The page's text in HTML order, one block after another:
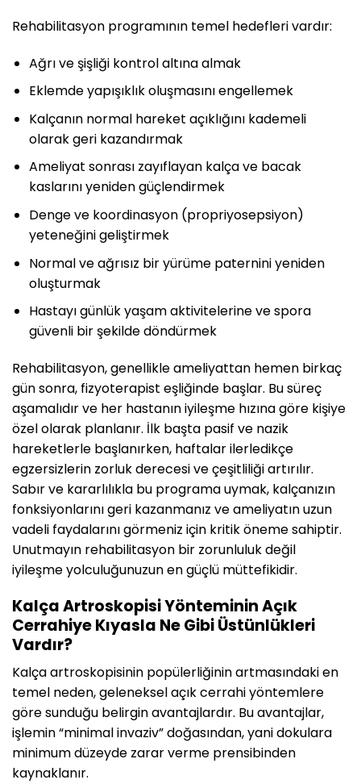
Rehabilitasyon programının temel hedefleri vardır:
Ağrı ve şişliği kontrol altına almak
Eklemde yapışıklık oluşmasını engellemek
Kalçanın normal hareket açıklığını kademeli
olarak geri kazandırmak
Ameliyat sonrası zayıflayan kalça ve bacak
kaslarını yeniden güçlendirmek
Denge ve koordinasyon (propriyosepsiyon)
yeteneğini geliştirmek
Normal ve ağrısız bir yürüme paternini yeniden
oluşturmak
Hastayı günlük yaşam aktivitelerine ve spora
güvenli bir şekilde döndürmek
Rehabilitasyon, genellikle ameliyattan hemen birkaç
gün sonra, fizyoterapist eşliğinde başlar. Bu süreç
aşamalıdır ve her hastanın iyileşme hızına göre kişiye
özel olarak planlanır. İlk başta pasif ve nazik
hareketlerle başlanırken, haftalar ilerledikçe
egzersizlerin zorluk derecesi ve çeşitliliği artırılır.
Sabır ve kararlılıkla bu programa uymak, kalçanızın
fonksiyonlarını geri kazanmanız ve ameliyatın uzun
vadeli faydalarını görmeniz için kritik öneme sahiptir.
Unutmayın rehabilitasyon bir zorunluluk değil
iyileşme yolculuğunuzun en güçlü müttefikidir.
Kalça Artroskopisi Yönteminin Açık
Cerrahiye Kıyasla Ne Gibi Üstünlükleri
Vardır?
Kalça artroskopisinin popülerliğinin artmasındaki en
temel neden, geleneksel açık cerrahi yöntemlere
göre sunduğu belirgin avantajlardır. Bu avantajlar,
işlemin “minimal invaziv” doğasından, yani dokulara
minimum düzeyde zarar verme prensibinden
kaynaklanır.